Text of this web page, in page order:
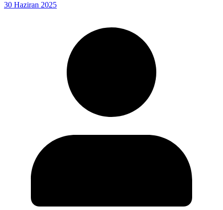
30 Haziran 2025